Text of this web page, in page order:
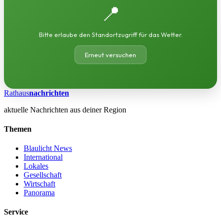
📍
Bitte erlaube den Standortzugriff für das Wetter.
Erneut versuchen
Rathausnachrichten
aktuelle Nachrichten aus deiner Region
Themen
Blaulicht News
International
Lokales
Gesellschaft
Wirtschaft
Panorama
Service